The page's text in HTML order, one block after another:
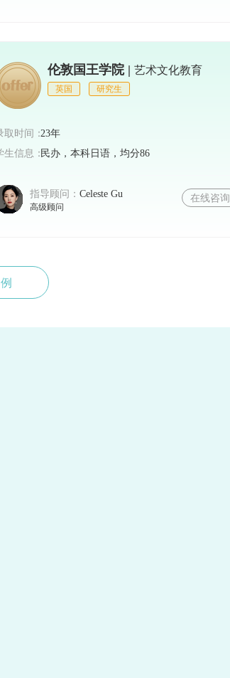
要考察申请者的沟通能力、思维能力和专
本科学历、良好的学术成绩和英语水平，
伦敦国王学院 | 艺术文化教育
英国 研究生
取时间：23年
生信息：民办，本科日语，均分86
指导顾问： Celeste Gu
高级顾问
在线咨询